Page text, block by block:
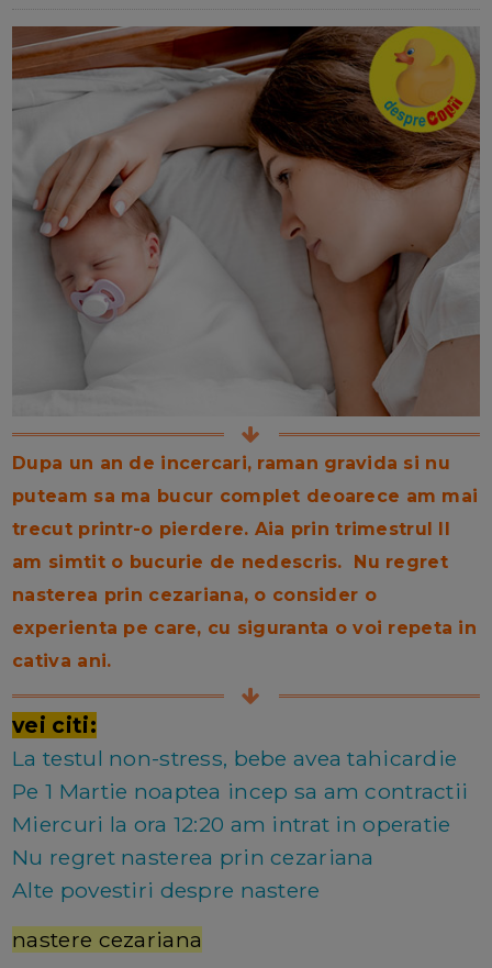
Dupa un an de incercari, raman gravida si nu
puteam sa ma bucur complet deoarece am mai
trecut printr-o pierdere. Aia prin trimestrul II
am simtit o bucurie de nedescris. Nu regret
nasterea prin cezariana, o consider o
experienta pe care, cu siguranta o voi repeta in
cativa ani.
vei citi:
La testul non-stress, bebe avea tahicardie
Pe 1 Martie noaptea incep sa am contractii
Miercuri la ora 12:20 am intrat in operatie
Nu regret nasterea prin cezariana
Alte povestiri despre nastere
nastere cezariana